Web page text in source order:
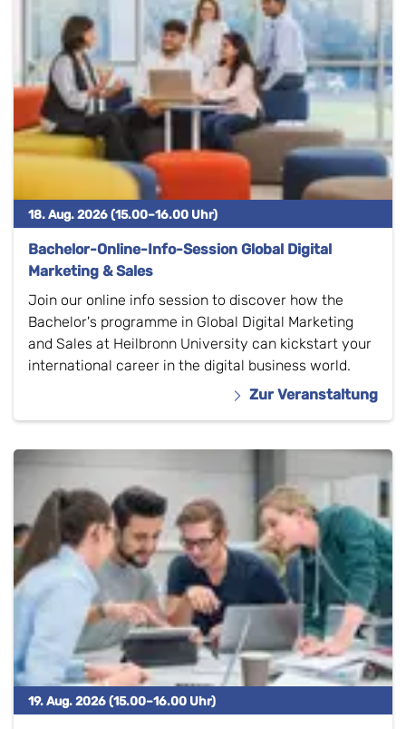
18. Aug. 2026 (15.00–16.00 Uhr)
Bachelor-Online-Info-Session Global Digital
Marketing & Sales
Join our online info session to discover how the
Bachelor's programme in Global Digital Marketing
and Sales at Heilbronn University can kickstart your
international career in the digital business world.
Zur Veranstaltung
19. Aug. 2026 (15.00–16.00 Uhr)